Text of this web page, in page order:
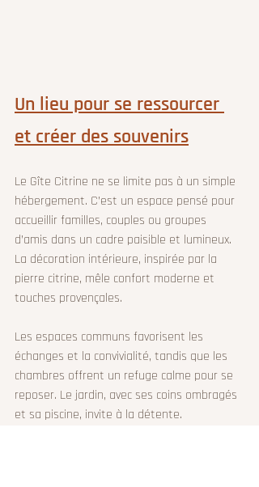
Un lieu pour se ressourcer
et créer des souvenirs
Le Gîte Citrine ne se limite pas à un simple
hébergement. C’est un espace pensé pour
accueillir familles, couples ou groupes
d’amis dans un cadre paisible et lumineux.
La décoration intérieure, inspirée par la
pierre citrine, mêle confort moderne et
touches provençales.
Les espaces communs favorisent les
échanges et la convivialité, tandis que les
chambres offrent un refuge calme pour se
reposer. Le jardin, avec ses coins ombragés
et sa piscine, invite à la détente.